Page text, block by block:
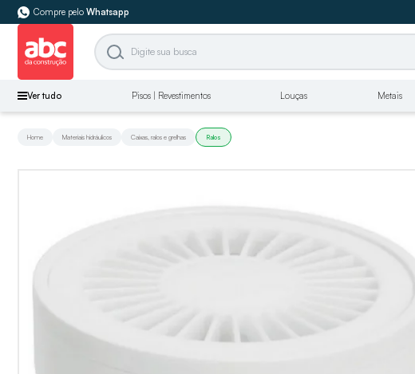
Compre pelo Whatsapp
Ver tudo Pisos | Revestimentos Louças Metais
Home Materiais hidráulicos Caixas, ralos e grelhas Ralos